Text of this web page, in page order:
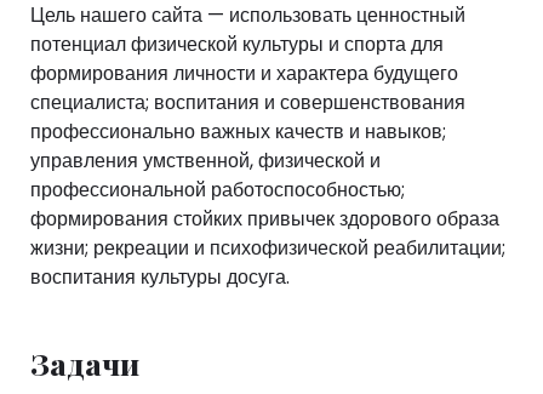
Цель нашего сайта — использовать ценностный
потенциал физической культуры и спорта для
формирования личности и характера будущего
специалиста; воспитания и совершенствования
профессионально важных качеств и навыков;
управления умственной, физической и
профессиональной работоспособностью;
формирования стойких привычек здорового образа
жизни; рекреации и психофизической реабилитации;
воспитания культуры досуга.
Задачи